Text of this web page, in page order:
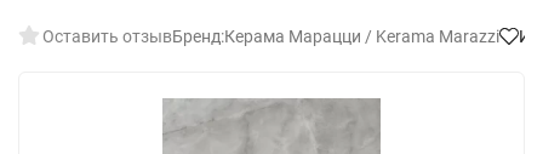
Оставить отзывБренд:Керама Марацци / Kerama Marazzi